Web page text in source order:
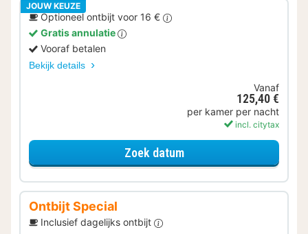
JOUW KEUZE
Optioneel ontbijt voor 16 €
Gratis annulatie
Vooraf betalen
Bekijk details
Vanaf
125,40 €
per kamer per nacht
incl. citytax
Zoek datumvoor Standaard Kamer
Ontbijt Special
Inclusief dagelijks ontbijt